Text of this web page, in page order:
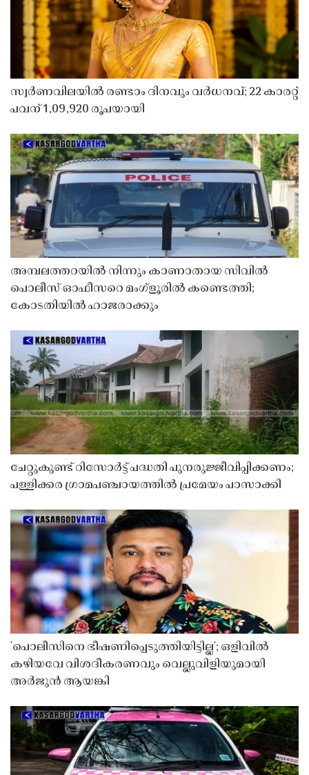
സ്വർണവിലയിൽ രണ്ടാം ദിനവും വർധനവ്; 22 കാരറ്റ്
പവന് 1,09,920 രൂപയായി
അമ്പലത്തറയിൽ നിന്നും കാണാതായ സിവിൽ
പൊലീസ് ഓഫീസറെ മംഗ്ളൂരിൽ കണ്ടെത്തി;
കോടതിയിൽ ഹാജരാക്കും
ചേറ്റുകുണ്ട് റിസോർട്ട് പദ്ധതി പുനരുജ്ജീവിപ്പിക്കണം;
പള്ളിക്കര ഗ്രാമപഞ്ചായത്തിൽ പ്രമേയം പാസാക്കി
'പൊലീസിനെ ഭീഷണിപ്പെടുത്തിയിട്ടില്ല'; ഒളിവിൽ
കഴിയവേ വിശദീകരണവും വെല്ലുവിളിയുമായി
അർജുൻ ആയങ്കി